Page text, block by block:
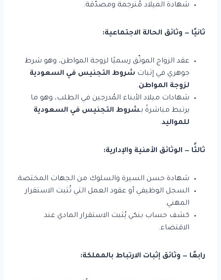
شهادة الميلاد مُترجمة ومصدّقة.
ثانيًا — وثائق الحالة الاجتماعية:
عقد الزواج الموثّق رسميًا لزوجة المواطن، وهو شرط
جوهري في إثبات شروط التجنيس في السعودية
لزوجة المواطن.
شهادات ميلاد الأبناء المُدرجين في الطلب، وهو ما
يرتبط مباشرةً بـشروط التجنيس في السعودية
للمواليد.
ثالثًا — الوثائق الأمنية والإدارية:
شهادة حسن السيرة والسلوك من الجهات المختصة.
السجل الوظيفي أو عقود العمل التي تُثبت الاستقرار
المهني.
كشف حساب بنكي يُثبت الاستقرار المادي عند
الاقتضاء.
رابعًا — وثائق إثبات الارتباط بالمملكة: